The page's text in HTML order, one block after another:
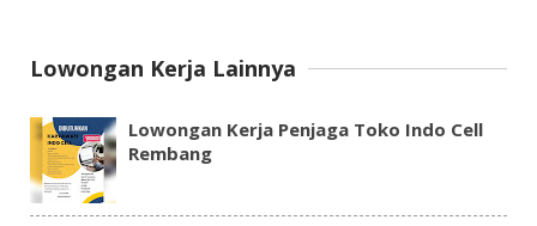
Lowongan Kerja Lainnya
Lowongan Kerja Penjaga Toko Indo Cell
Rembang